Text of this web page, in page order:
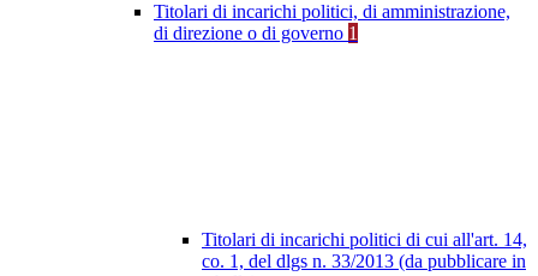
Titolari di incarichi politici, di amministrazione,
di direzione o di governo 1
Titolari di incarichi politici di cui all'art. 14,
co. 1, del dlgs n. 33/2013 (da pubblicare in